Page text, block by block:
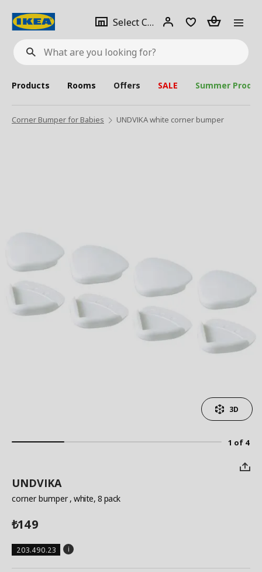
What
are
looking
for?
Select City Select
city
Login Piece(s)
Products Rooms Offers SALE Summer
Corner Bumper for Babies UNDVIKA white corner bumper
1 of 4
3D
UNDVIKA
corner bumper, white, 8 pack
₺149
203.490.23